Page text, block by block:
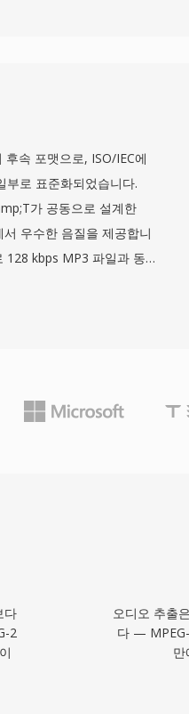
수적인 오류 회복 기능을
2는 Main Profile at
지원하며, 전문 구성에서
와 HEVC 같은 최신 코덱
, MPEG-2는 방송 인프라,
십억 장의 DVD 디스크에
속 포맷으로, ISO/IEC에
부로 표준화되었습니다.
가 공동으로 설계한
우수한 음질을 제공합니
kbps MP3 파일과 동등
산 코사인 변환과 고급 심
의 샘플레이트와 최대 48
사운드까지 모든 용도에 적
다
2
오디오 추출
다 —
만